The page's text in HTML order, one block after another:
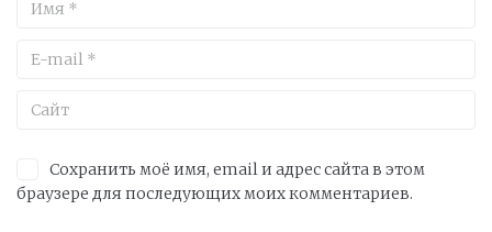
Сохранить моё имя, email и адрес сайта в этом
браузере для последующих моих комментариев.